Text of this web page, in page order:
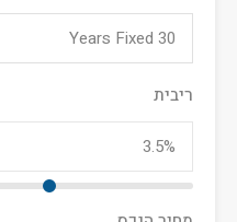
30 Years Fixed
ריבית